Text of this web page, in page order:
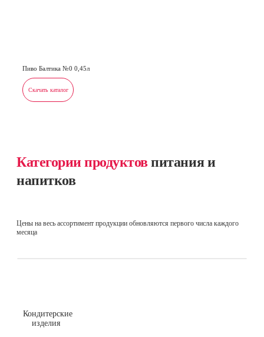
Пиво Балтика №0 0,45л
Скачать каталог
Категории продуктовпитания и
напитков
Цены на весь ассортимент продукции обновляются первого числа каждого
месяца
Кондитерские
изделия